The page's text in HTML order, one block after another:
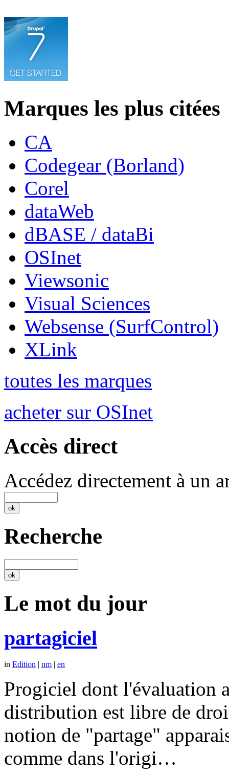
Marques les plus citées
CA
Codegear (Borland)
Corel
dataWeb
dBASE / dataBi
OSInet
Viewsonic
Visual Sciences
Websense (SurfControl)
XLink
toutes les marques
acheter sur OSInet
Accès direct
Accédez directement à un
Recherche
Le mot du jour
partagiciel
in Edition | nm | en
Progiciel dont l'évaluation
distribution est libre de
notion de "partage"
comme dans l'origi…